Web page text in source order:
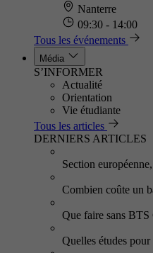
Nanterre
09:30 - 14:00
Tous les événements
Média
S’INFORMER
Actualité
Orientation
Vie étudiante
Tous les articles
DERNIERS ARTICLES
Section
Combien coûte un
Que faire sans BTS
Quelles études